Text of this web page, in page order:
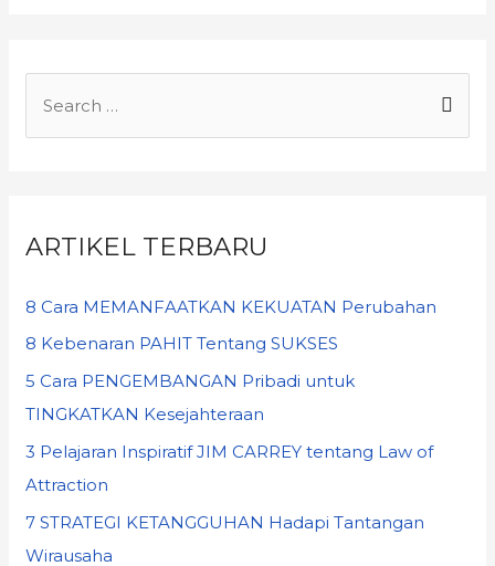
ARTIKEL TERBARU
8 Cara MEMANFAATKAN KEKUATAN Perubahan
8 Kebenaran PAHIT Tentang SUKSES
5 Cara PENGEMBANGAN Pribadi untuk
TINGKATKAN Kesejahteraan
3 Pelajaran Inspiratif JIM CARREY tentang Law of
Attraction
7 STRATEGI KETANGGUHAN Hadapi Tantangan
Wirausaha